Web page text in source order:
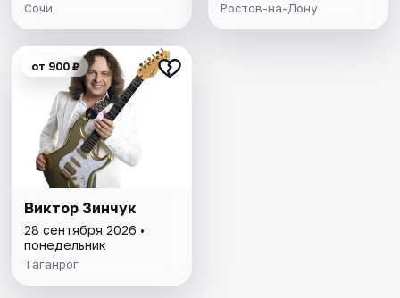
Сочи Ростов-на-Дону
от 900 ₽
Виктор Зинчук
28 сентября 2026 •
понедельник
Таганрог